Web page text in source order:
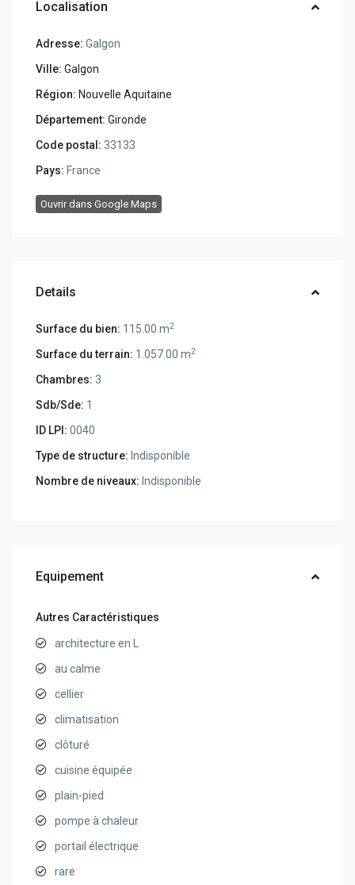
Localisation
Adresse: Galgon
Ville: Galgon
Région: Nouvelle Aquitaine
Département: Gironde
Code postal: 33133
Pays: France
Ouvrir dans Google Maps
Details
Surface du bien: 115.00 m2
Surface du terrain: 1.057.00 m2
Chambres: 3
Sdb/Sde: 1
ID LPI: 0040
Type de structure: Indisponible
Nombre de niveaux: Indisponible
Equipement
Autres Caractéristiques
architecture en L
au calme
cellier
climatisation
clôturé
cuisine équipée
plain-pied
pompe à chaleur
portail électrique
rare